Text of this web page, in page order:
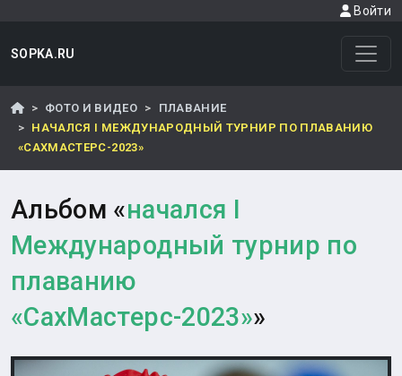
Войти
SOPKA.RU
ФОТО И ВИДЕО
ПЛАВАНИЕ
НАЧАЛСЯ I МЕЖДУНАРОДНЫЙ ТУРНИР ПО ПЛАВАНИЮ
«САХМАСТЕРС-2023»
Альбом «начался I
Международный турнир по
плаванию
«СахМастерс-2023»»